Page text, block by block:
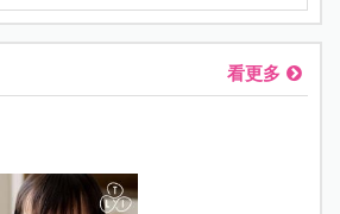
看更多